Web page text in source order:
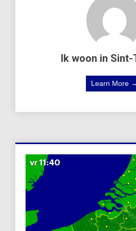
Ik woon in Sint-
Learn More →